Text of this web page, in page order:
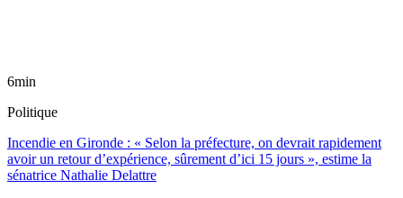
6min
Politique
Incendie en Gironde : « Selon la préfecture, on devrait rapidement
avoir un retour d’expérience, sûrement d’ici 15 jours », estime la
sénatrice Nathalie Delattre